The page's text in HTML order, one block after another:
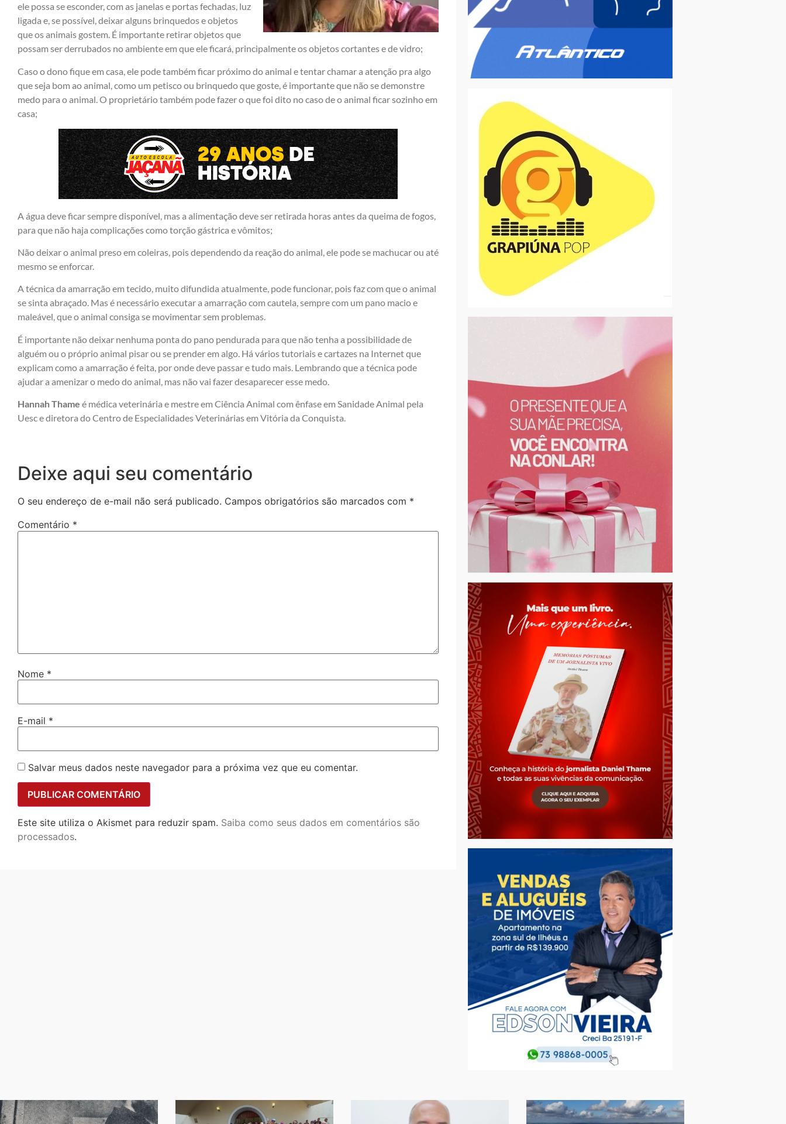
ele possa se esconder, com as janelas e portas fechadas, luz
ligada e, se possível, deixar alguns brinquedos e objetos
que os animais gostem. É importante retirar objetos que
possam ser derrubados no ambiente em que ele ficará, principalmente os objetos cortantes e de vidro;
Caso o dono fique em casa, ele pode também ficar próximo do animal e tentar chamar a atenção pra algo
que seja bom ao animal, como um petisco ou brinquedo que goste, é importante que não se demonstre
medo para o animal. O proprietário também pode fazer o que foi dito no caso de o animal ficar sozinho em
casa;
A água deve ficar sempre disponível, mas a alimentação deve ser retirada horas antes da queima de fogos,
para que não haja complicações como torção gástrica e vômitos;
Não deixar o animal preso em coleiras, pois dependendo da reação do animal, ele pode se machucar ou até
mesmo se enforcar.
A técnica da amarração em tecido, muito difundida atualmente, pode funcionar, pois faz com que o animal
se sinta abraçado. Mas é necessário executar a amarração com cautela, sempre com um pano macio e
maleável, que o animal consiga se movimentar sem problemas.
É importante não deixar nenhuma ponta do pano pendurada para que não tenha a possibilidade de
alguém ou o próprio animal pisar ou se prender em algo. Há vários tutoriais e cartazes na Internet que
explicam como a amarração é feita, por onde deve passar e tudo mais. Lembrando que a técnica pode
ajudar a amenizar o medo do animal, mas não vai fazer desaparecer esse medo.
Hannah Thame é médica veterinária e mestre em Ciência Animal com ênfase em Sanidade Animal pela
Uesc e diretora do Centro de Especialidades Veterinárias em Vitória da Conquista.
Deixe aqui seu comentário
O seu endereço de e-mail não será publicado. Campos obrigatórios são marcados com *
Comentário *
Nome *
E-mail *
Salvar meus dados neste navegador para a próxima vez que eu comentar.
Este site utiliza o Akismet para reduzir spam. Saiba como seus dados em comentários são
processados.